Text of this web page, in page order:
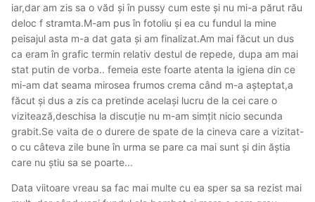
iar,dar am zis sa o văd și în pussy cum este și nu mi-a părut rău
deloc f stramta.M-am pus în fotoliu și ea cu fundul la mine
peisajul asta m-a dat gata și am finalizat.Am mai făcut un dus
ca eram în grafic termin relativ destul de repede, dupa am mai
stat putin de vorba.. femeia este foarte atenta la igiena din ce
mi-am dat seama mirosea frumos crema când m-a așteptat,a
făcut și dus a zis ca pretinde același lucru de la cei care o
vizitează,deschisa la discuție nu m-am simțit nicio secunda
grabit.Se vaita de o durere de spate de la cineva care a vizitat-
o cu câteva zile bune în urma se pare ca mai sunt și din ăștia
care nu știu sa se poarte...
Data viitoare vreau sa fac mai multe cu ea sper sa sa rezist mai